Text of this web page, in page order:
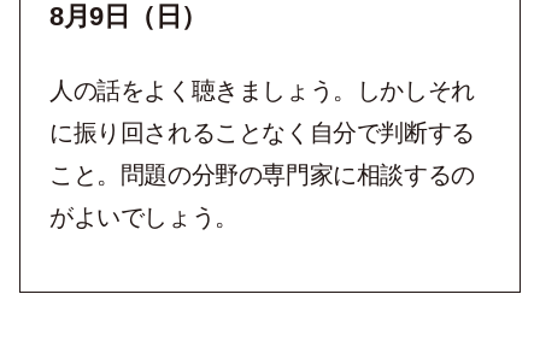
8月9日（日）
人の話をよく聴きましょう。しかしそれ
に振り回されることなく自分で判断する
こと。問題の分野の専門家に相談するの
がよいでしょう。